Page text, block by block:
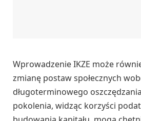
Wprowadzenie IKZE może
zmianę postaw społecznych
długoterminowego
pokolenia, widząc korzyści